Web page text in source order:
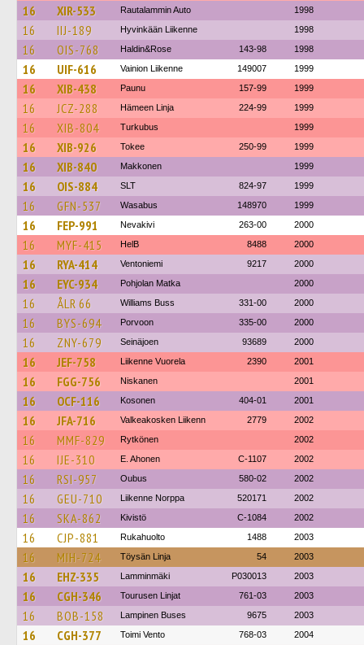
16 XIR-533 Rautalammin Auto 1998
16 IIJ-189 Hyvinkään Liikenne 1998
16 OIS-768 Haldin&Rose 143-98 1998
16 UIF-616 Vainion Liikenne 149007 1999
16 XIB-438 Paunu 157-99 1999
16 JCZ-288 Hämeen Linja 224-99 1999
16 XIB-804 Turkubus 1999
16 XIB-926 Tokee 250-99 1999
16 XIB-840 Makkonen 1999
16 OIS-884 SLT 824-97 1999
16 GFN-537 Wasabus 148970 1999
16 FEP-991 Nevakivi 263-00 2000
16 MYF-415 HelB 8488 2000
16 RYA-414 Ventoniemi 9217 2000
16 EYC-934 Pohjolan Matka 2000
16 ÅLR 66 Williams Buss 331-00 2000
16 BYS-694 Porvoon 335-00 2000
16 ZNY-679 Seinäjoen 93689 2000
16 JEF-758 Liikenne Vuorela 2390 2001
16 FGG-756 Niskanen 2001
16 OCF-116 Kosonen 404-01 2001
16 JFA-716 Valkeakosken Liikenn 2779 2002
16 MMF-829 Rytkönen 2002
16 IJE-310 E. Ahonen C-1107 2002
16 RSI-957 Oubus 580-02 2002
16 GEU-710 Liikenne Norppa 520171 2002
16 SKA-862 Kivistö C-1084 2002
16 CJP-881 Rukahuolto 1488 2003
16 MIH-724 Töysän Linja 54 2003
16 EHZ-335 Lamminmäki P030013 2003
16 CGH-346 Tourusen Linjat 761-03 2003
16 BOB-158 Lampinen Buses 9675 2003
16 CGH-377 Toimi Vento 768-03 2004